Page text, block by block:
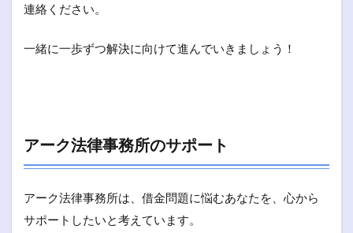
連絡ください。
一緒に一歩ずつ解決に向けて進んでいきましょう！
アーク法律事務所のサポート
アーク法律事務所は、借金問題に悩むあなたを、心から
サポートしたいと考えています。